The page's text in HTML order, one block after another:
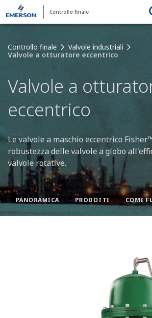
Controllo finale
Controllo finale
Valvole industriali
Valvole a otturatore eccentrico
Valvole a
eccentrico
Le valvole a maschio eccentrico Fisher
robustezza delle valvole a globo
valvole rotative.
PANORAMICA PRODOTTI COME